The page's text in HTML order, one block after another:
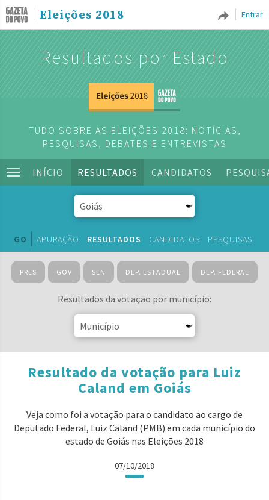
Entrar
Eleições 2018
Resultados por Estado
TUDO SOBRE AS ELEIÇÕES 2018: NOTÍCIAS,
PESQUISAS, DEBATES E ENTREVISTAS
INÍCIO RESULTADOS CANDIDATOS
GO APURAÇÃO RESULTADOS CANDIDATOS PESQUISAS
PRES GOV SEN DEP. ESTADUAL DEP. FEDERAL
Resultados da votação por município:
Resultado da votação para Luiz
Caland em Goiás
Veja como foi a votação para o candidato ao cargo de
Deputado Federal, Luiz Caland (PMB) em cada município do
estado de Goiás nas Eleições 2018
07/10/2018